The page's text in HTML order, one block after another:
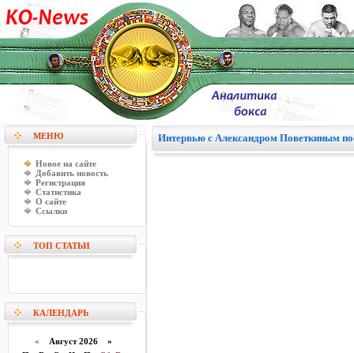
МЕНЮ
Новое на сайте
Добавить новость
Регистрация
Статистика
О сайте
Ссылки
ТОП СТАТЬИ
КАЛЕНДАРЬ
« Август 2026 »
Интервью с Александром Поветкиным